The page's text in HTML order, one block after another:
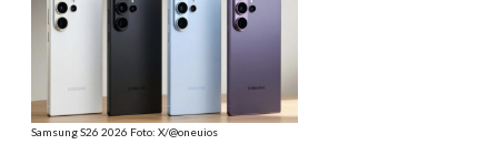
Samsung S26 2026 Foto: X/@oneuios